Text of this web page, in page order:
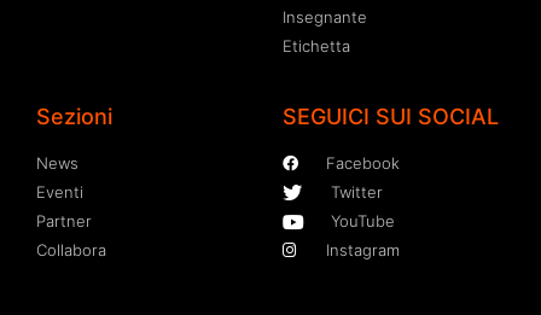
Insegnante
Etichetta
Sezioni
News
Eventi
Partner
Collabora
SEGUICI SUI SOCIAL
Facebook
Twitter
YouTube
Instagram